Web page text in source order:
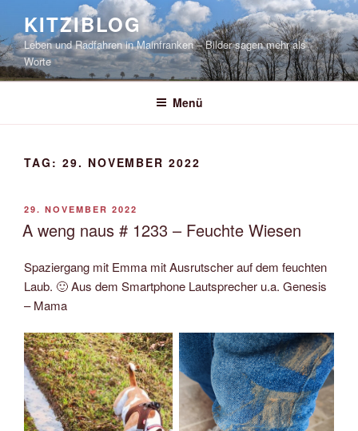
springen
KITZIBLOG
Leben und Radfahren in Mainfranken – Bilder sagen mehr als
Worte
Menü
TAG: 29. NOVEMBER 2022
VERÖFFENTLICHT
AM
29. NOVEMBER 2022
A weng naus # 1233 – Feuchte Wiesen
Spaziergang mit Emma mit Ausrutscher auf dem feuchten
Laub. 🙂 Aus dem Smartphone Lautsprecher u.a. Genesis
– Mama